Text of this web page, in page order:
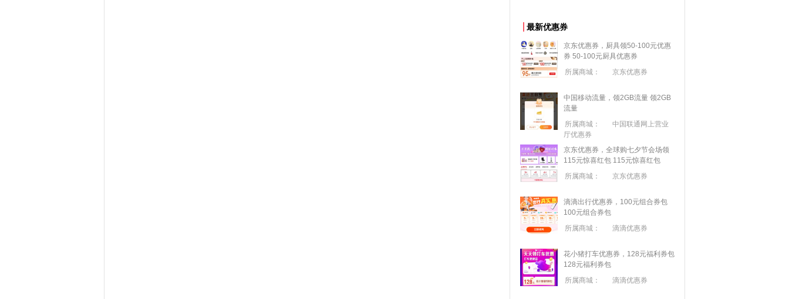
最新优惠券
京东优惠券，厨具领50-100元优惠
券 50-100元厨具优惠券
所属商城：
京东优惠券
中国移动流量，领2GB流量 领2GB
流量
所属商城：
中国联通网上营业
厅优惠券
京东优惠券，全球购七夕节会场领
115元惊喜红包 115元惊喜红包
所属商城：
京东优惠券
滴滴出行优惠券，100元组合券包
100元组合券包
所属商城：
滴滴优惠券
花小猪打车优惠券，128元福利券包
128元福利券包
所属商城：
滴滴优惠券